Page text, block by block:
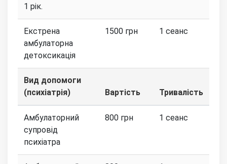
1 рік.
Екстрена
амбулаторна
детоксикація
1500 грн 1 сеанс
Вид допомоги
(психіатрія)
Вартість Тривалість
Амбулаторний
супровід
психіатра
800 грн 1 сеанс